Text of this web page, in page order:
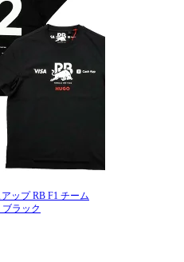
ップ RB F1 チーム
ラック